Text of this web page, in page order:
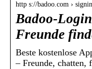
http s://badoo.com › signin
Badoo-
Freunde
Beste kostenlose
– Freunde, chatten,